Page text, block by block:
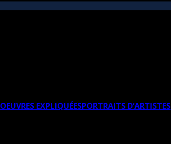
OEUVRES EXPLIQUÉESPORTRAITS D’ARTISTES